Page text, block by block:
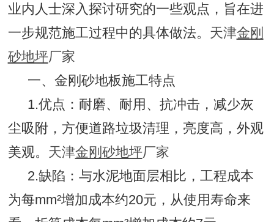
业内人士深入探讨研究的一些观点，旨在进
一步规范施工过程中的具体做法。 天津金刚
砂‍地坪‍厂家
一、金刚砂地板施工特点
1.优点：耐磨、耐用、抗冲击，减少灰
尘吸附，方便道路垃圾清理，亮度高，外观
美观。 天津金刚砂‍地坪‍厂家
2.缺陷：与水泥地面层相比，工程成本
为每mm²增加成本约20元，从使用寿命来